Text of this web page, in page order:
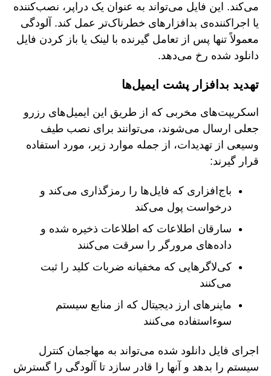
می‌کند. این فایل می‌تواند به عنوان یک دراپر، نصب‌کننده
یا اجراکننده‌ی بدافزارهای خطرناک‌تر عمل کند. آلودگی
معمولاً تنها پس از تعامل گیرنده با لینک یا باز کردن فایل
دانلود شده رخ می‌دهد.
تهدید بدافزار پشت ایمیل‌ها
اسکریپت‌های مخربی که از طریق این ایمیل‌های رزرو
جعلی ارسال می‌شوند، می‌توانند برای نصب طیف
وسیعی از تهدیدات، از جمله موارد زیر، مورد استفاده
قرار گیرند:
باج‌افزاری که فایل‌ها را رمزگذاری می‌کند و
درخواست پول می‌کند
سارقان اطلاعات که اطلاعات ذخیره شده و
داده‌های مرورگر را سرقت می‌کنند
کی‌لاگرهایی که مخفیانه ضربات کلید را ثبت
می‌کنند
ماینرهای ارز دیجیتال که از منابع سیستم
سوءاستفاده می‌کنند
اجرای فایل دانلود شده می‌تواند به مهاجمان کنترل
سیستم را بدهد و آنها را قادر سازد تا آلودگی را گسترش